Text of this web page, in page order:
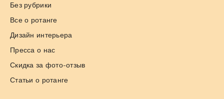
Без рубрики
Все о ротанге
Дизайн интерьера
Пресса о нас
Скидка за фото-отзыв
Статьи о ротанге